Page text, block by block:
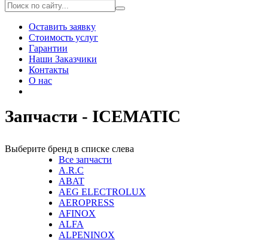
Оставить заявку
Стоимость услуг
Гарантии
Наши Заказчики
Контакты
О нас
Запчасти - ICEMATIC
Выберите бренд в списке слевa
Все запчасти
A.R.C
ABAT
AEG ELECTROLUX
AEROPRESS
AFINOX
ALFA
ALPENINOX